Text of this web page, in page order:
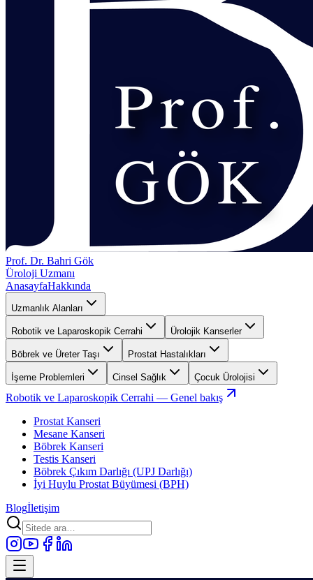
Prof. Dr. Bahri Gök
Üroloji Uzmanı
AnasayfaHakkında
Uzmanlık Alanları
Robotik ve Laparoskopik Cerrahi Ürolojik Kanserler
Böbrek ve Üreter Taşı Prostat Hastalıkları
İşeme Problemleri Cinsel Sağlık Çocuk Ürolojisi
Robotik ve Laparoskopik Cerrahi — Genel bakış
Prostat Kanseri
Mesane Kanseri
Böbrek Kanseri
Testis Kanseri
Böbrek Çıkım Darlığı (UPJ Darlığı)
İyi Huylu Prostat Büyümesi (BPH)
Blogİletişim